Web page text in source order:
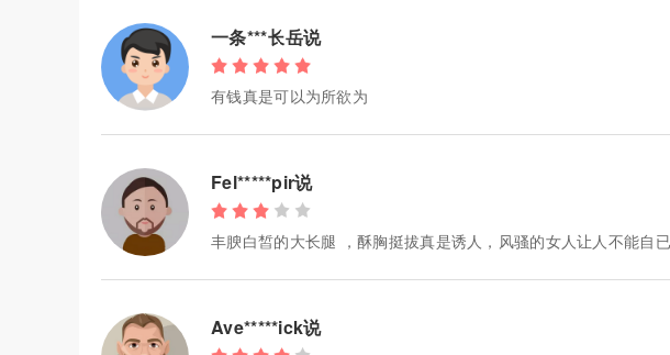
一条***长岳说
有钱真是可以为所欲为
Fel*****pir说
丰腴白皙的大长腿 ，酥胸挺拔真是诱人，风骚的女人让人不能自已
Ave*****ick说